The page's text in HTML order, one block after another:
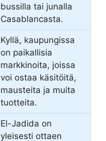
bussilla tai junalla
Casablancasta.
Kyllä, kaupungissa
on paikallisia
markkinoita, joissa
voi ostaa käsitöitä,
mausteita ja muita
tuotteita.
El-Jadida on
yleisesti ottaen